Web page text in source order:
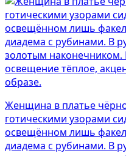
Женщина в платье
готическими узорами
освещённом лишь
диадема с рубинами. В